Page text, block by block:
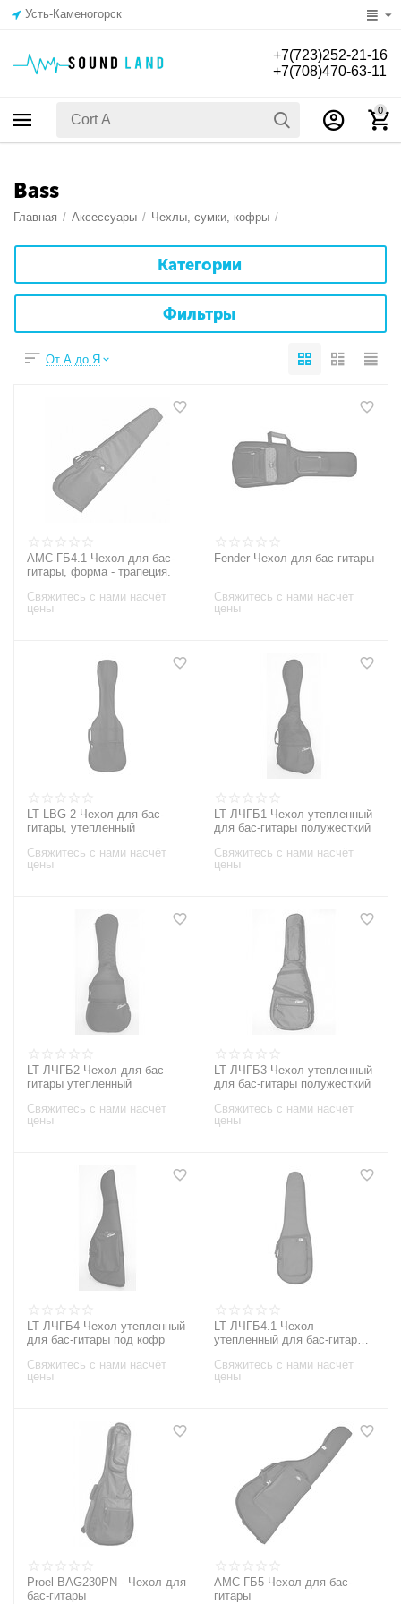
Усть-Каменогорск
+7(723)252-21-16
+7(708)470-63-11
0
Bass
Главная / Аксессуары / Чехлы, сумки, кофры /
Категории
Фильтры
От А до Я
AMC ГБ4.1 Чехол для бас-
гитары, форма - трапеция.
Свяжитесь с нами насчёт
цены
Fender Чехол для бас гитары
Свяжитесь с нами насчёт
цены
LT LBG-2 Чехол для бас-
гитары, утепленный
Свяжитесь с нами насчёт
цены
LT ЛЧГБ1 Чехол утепленный
для бас-гитары полужесткий
Свяжитесь с нами насчёт
цены
LT ЛЧГБ2 Чехол для бас-
гитары утепленный
Свяжитесь с нами насчёт
цены
LT ЛЧГБ3 Чехол утепленный
для бас-гитары полужесткий
Свяжитесь с нами насчёт
цены
LT ЛЧГБ4 Чехол утепленный
для бас-гитары под кофр
Свяжитесь с нами насчёт
цены
LT ЛЧГБ4.1 Чехол
утепленный для бас-гитары
Свяжитесь с нами насчёт
цены
Proel BAG230PN - Чехол для
бас-гитары
АМС ГБ5 Чехол для бас-
гитары